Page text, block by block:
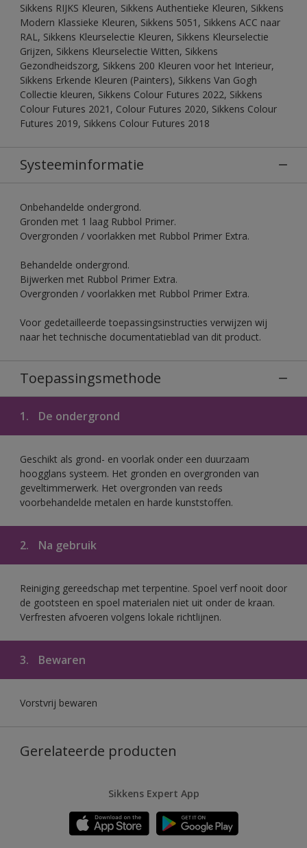
Sikkens RIJKS Kleuren, Sikkens Authentieke Kleuren, Sikkens
Modern Klassieke Kleuren, Sikkens 5051, Sikkens ACC naar
RAL, Sikkens Kleurselectie Kleuren, Sikkens Kleurselectie
Grijzen, Sikkens Kleurselectie Witten, Sikkens
Gezondheidszorg, Sikkens 200 Kleuren voor het Interieur,
Sikkens Erkende Kleuren (Painters), Sikkens Van Gogh
Collectie kleuren, Sikkens Colour Futures 2022, Sikkens
Colour Futures 2021, Colour Futures 2020, Sikkens Colour
Futures 2019, Sikkens Colour Futures 2018
Systeeminformatie
Onbehandelde ondergrond.
Gronden met 1 laag Rubbol Primer.
Overgronden / voorlakken met Rubbol Primer Extra.
Behandelde ondergrond.
Bijwerken met Rubbol Primer Extra.
Overgronden / voorlakken met Rubbol Primer Extra.
Voor gedetailleerde toepassingsinstructies verwijzen wij
naar het technische documentatieblad van dit product.
Toepassingsmethode
1. De ondergrond
Geschikt als grond- en voorlak onder een duurzaam
hoogglans systeem. Het gronden en overgronden van
geveltimmerwerk. Het overgronden van reeds
voorbehandelde metalen en harde kunststoffen.
2. Na gebruik
Reiniging gereedschap met terpentine. Spoel verf nooit door
de gootsteen en spoel materialen niet uit onder de kraan.
Verfresten afvoeren volgens lokale richtlijnen.
3. Bewaren
Vorstvrij bewaren
Gerelateerde producten
Sikkens Expert App